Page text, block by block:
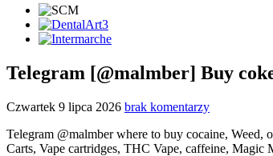
Telegram [@malmber] Buy
Czwartek 9 lipca 2026 brak komentarzy
Telegram @malmber where to buy cocaine,
Carts, Vape cartridges, THC Vape, caffeine, Magic